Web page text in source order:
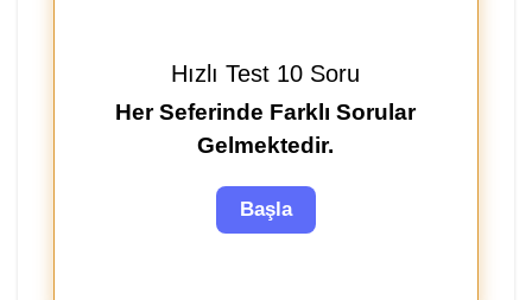
Hızlı Test 10 Soru
Her Seferinde Farklı Sorular
Gelmektedir.